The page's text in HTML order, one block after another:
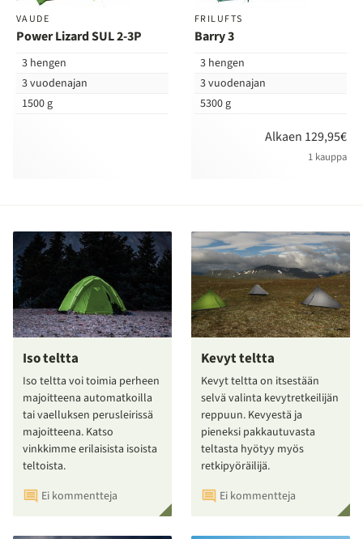
VAUDE
Power Lizard SUL 2-3P
3 hengen
3 vuodenajan
1500 g
FRILUFTS
Barry 3
3 hengen
3 vuodenajan
5300 g
Alkaen 129,95€
1 kauppa
Iso teltta
Iso teltta voi toimia perheen
majoitteena automatkoilla
tai vaelluksen perusleirissä
majoitteena. Katso
vinkkimme erilaisista isoista
teltoista.
Ei kommentteja
Kevyt teltta
Kevyt teltta on itsestään
selvä valinta kevytretkeilijän
reppuun. Kevyestä ja
pieneksi pakkautuvasta
teltasta hyötyy myös
retkipyöräilijä.
Ei kommentteja